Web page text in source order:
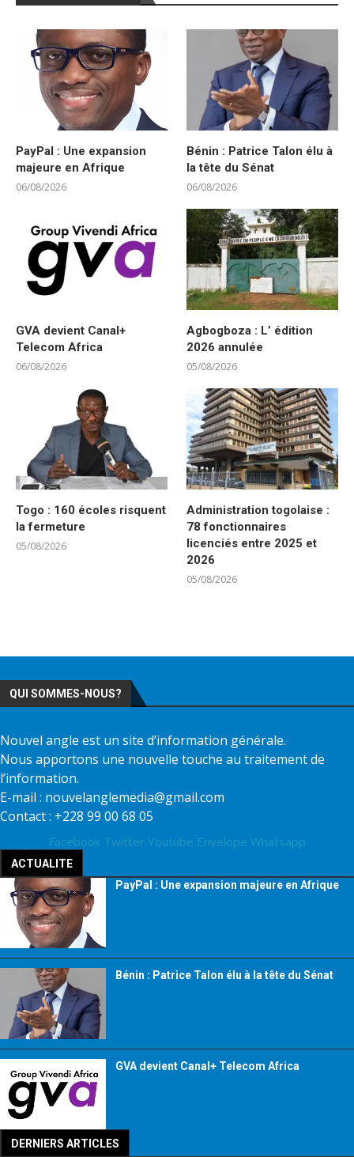
PayPal : Une expansion
majeure en Afrique
06/08/2026
Bénin : Patrice Talon élu à
la tête du Sénat
06/08/2026
GVA devient Canal+
Telecom Africa
06/08/2026
Agbogboza : L’ édition
2026 annulée
05/08/2026
Togo : 160 écoles risquent
la fermeture
05/08/2026
Administration togolaise :
78 fonctionnaires
licenciés entre 2025 et
2026
05/08/2026
QUI SOMMES-NOUS?
Nouvel angle est un site d’information générale.
Nous apportons une nouvelle touche au traitement de
l’information.
E-mail : nouvelanglemedia@gmail.com
Contact : +228 99 00 68 05
Facebook Twitter Youtube Envelope Whatsapp
ACTUALITE
PayPal : Une expansion majeure en Afrique
Bénin : Patrice Talon élu à la tête du Sénat
GVA devient Canal+ Telecom Africa
DERNIERS ARTICLES